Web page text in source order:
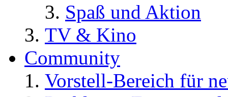
Spaß und Aktion
TV & Kino
Community
Vorstell-Bereich für